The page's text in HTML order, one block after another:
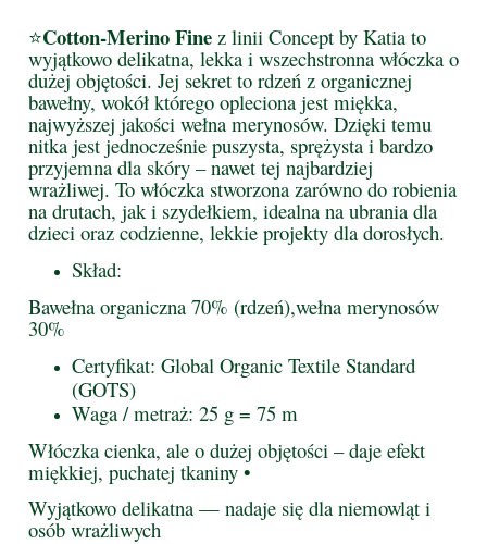
⭐Cotton-Merino Fine z linii Concept by Katia to
wyjątkowo delikatna, lekka i wszechstronna włóczka o
dużej objętości. Jej sekret to rdzeń z organicznej
bawełny, wokół którego opleciona jest miękka,
najwyższej jakości wełna merynosów. Dzięki temu
nitka jest jednocześnie puszysta, sprężysta i bardzo
przyjemna dla skóry – nawet tej najbardziej
wrażliwej. To włóczka stworzona zarówno do robienia
na drutach, jak i szydełkiem, idealna na ubrania dla
dzieci oraz codzienne, lekkie projekty dla dorosłych.
Skład:
Bawełna organiczna 70% (rdzeń),wełna merynosów
30%
Certyfikat: Global Organic Textile Standard
(GOTS)
Waga / metraż: 25 g = 75 m
Włóczka cienka, ale o dużej objętości – daje efekt
miękkiej, puchatej tkaniny •
Wyjątkowo delikatna — nadaje się dla niemowląt i
osób wrażliwych